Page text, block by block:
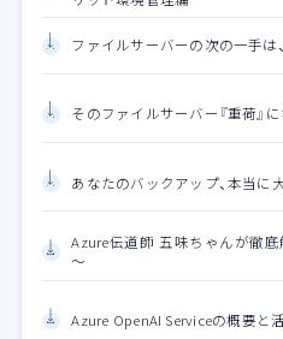
ファイルサーバーの次の一手は
そのファイルサーバー『重荷』
あなたのバックアップ、本当に
Azure伝道師 五味ちゃんが徹底
～
Azure OpenAI Serviceの概要と